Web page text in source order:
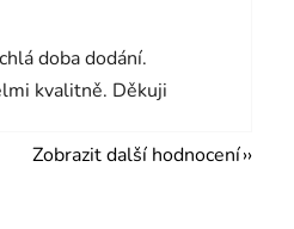
5 z 5 hvězdiček.
doba dodání.
kvalitně. Děkuji
Zobrazit další hodnocení